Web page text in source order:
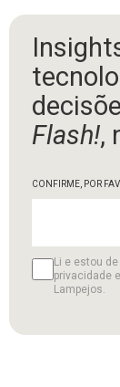
Flash!,
CONFIRME, POR
Li e estou
privacidade
Lampejos.